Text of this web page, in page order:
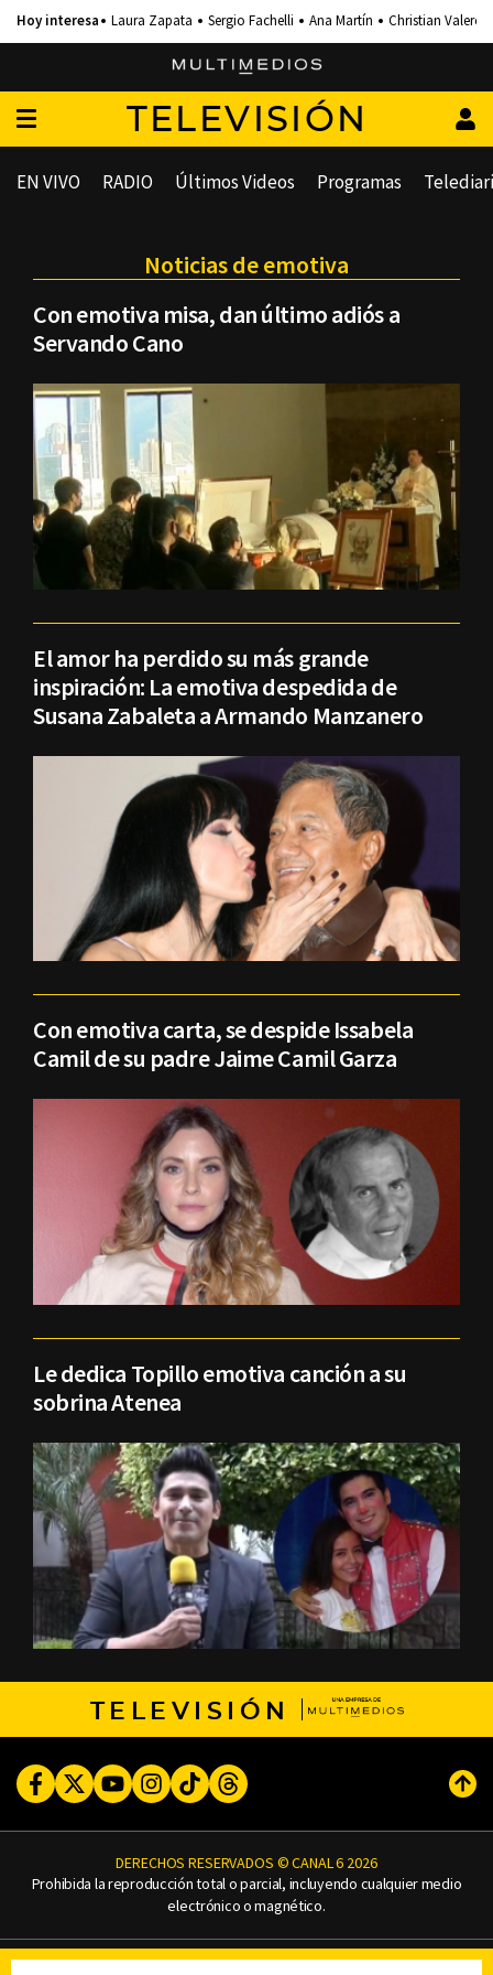
Laura Zapata Sergio Fachelli Ana Martín Christian Valero
TELEVISIÓN
EN VIVO RADIO Últimos Videos Programas
Noticias de emotiva
Con emotiva misa, dan último adiós a
Servando Cano
El amor ha perdido su más grande
inspiración: La emotiva despedida de
Susana Zabaleta a Armando Manzanero
Con emotiva carta, se despide Issabela
Camil de su padre Jaime Camil Garza
Le dedica Topillo emotiva canción a su
sobrina Atenea
TELEVISIÓN
FacebookTwitterYoutubeInstagram
TikTokThreads
DERECHOS RESERVADOS © CANAL 6 2026
Prohibida la reproducción total o parcial, incluyendo cualquier medio
electrónico o magnético.